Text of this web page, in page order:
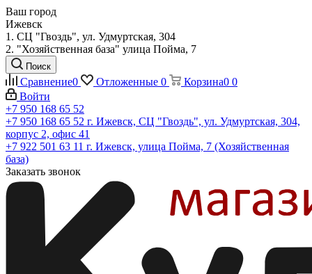
Ваш город
Ижевск
1. СЦ "Гвоздь", ул. Удмуртская, 304
2. "Хозяйственная база" улица Пойма, 7
Поиск
Сравнение0 Отложенные 0 Корзина0 0
Войти
+7 950 168 65 52
+7 950 168 65 52 г. Ижевск, СЦ "Гвоздь", ул. Удмуртская, 304,
корпус 2, офис 41
+7 922 501 63 11 г. Ижевск, улица Пойма, 7 (Хозяйственная
база)
Заказать звонок